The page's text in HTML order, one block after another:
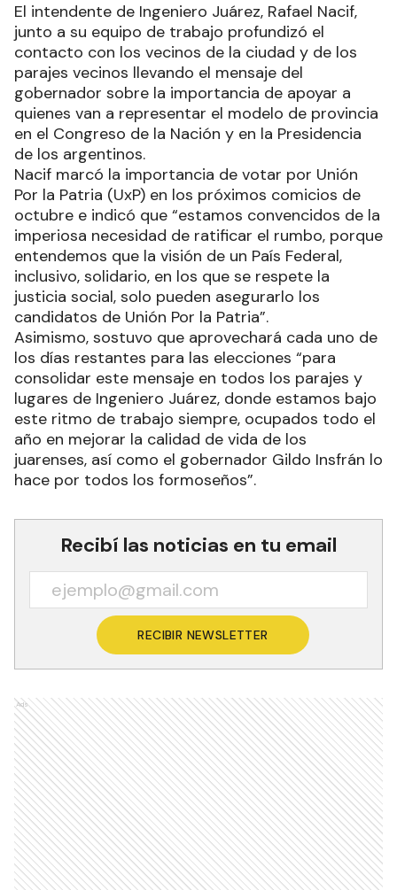
El intendente de Ingeniero Juárez, Rafael Nacif,
junto a su equipo de trabajo profundizó el
contacto con los vecinos de la ciudad y de los
parajes vecinos llevando el mensaje del
gobernador sobre la importancia de apoyar a
quienes van a representar el modelo de provincia
en el Congreso de la Nación y en la Presidencia
de los argentinos.
Nacif marcó la importancia de votar por Unión
Por la Patria (UxP) en los próximos comicios de
octubre e indicó que “estamos convencidos de la
imperiosa necesidad de ratificar el rumbo, porque
entendemos que la visión de un País Federal,
inclusivo, solidario, en los que se respete la
justicia social, solo pueden asegurarlo los
candidatos de Unión Por la Patria”.
Asimismo, sostuvo que aprovechará cada uno de
los días restantes para las elecciones “para
consolidar este mensaje en todos los parajes y
lugares de Ingeniero Juárez, donde estamos bajo
este ritmo de trabajo siempre, ocupados todo el
año en mejorar la calidad de vida de los
juarenses, así como el gobernador Gildo Insfrán lo
hace por todos los formoseños”.
Recibí las noticias en tu email
RECIBIR NEWSLETTER
Ads